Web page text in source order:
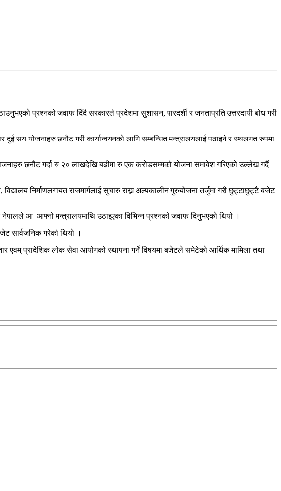
प्रश्नको जवाफ दिँदै सरकारले प्रदेशमा सुशासन, पारदर्शी र जनताप्रति उत्तरदायी बोध गरी
दुई सय योजनाहरु छनौट गरी कार्यान्वयनको लागि सम्बन्धित मन्त्रालयलाई पठाइने र स्थलगत रुपमा
छनौट गर्दा रु २० लाखदेखि बढीमा रु एक करोडसम्मको योजना समावेश गरिएको उल्लेख गर्दै
निर्माणलगायत राजमार्गलाई सुचारु राख्न अल्पकालीन गुरुयोजना तर्जुमा गरी छुट्टाछुट्टै बजेट
नेपालले आ–आफ्नो मन्त्रालयमाथि उठाइएका विभिन्न प्रश्नको जवाफ दिनुभएको थियो ।
सार्वजनिक गरेको थियो ।
एवम् प्रादेशिक लोक सेवा आयोगको स्थापना गर्ने विषयमा बजेटले समेटेको आर्थिक मामिला तथा